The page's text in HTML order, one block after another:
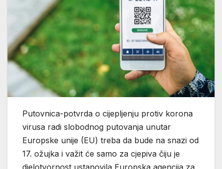
Putovnica-potvrda o cijepljenju protiv korona
virusa radi slobodnog putovanja unutar
Europske unije (EU) treba da bude na snazi od
17. ožujka i važit će samo za cjepiva čiju je
djelotvornost ustanovila Europska agencija za